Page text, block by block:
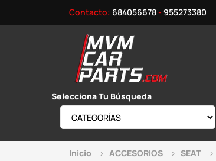
Contacto: 684056678- 955273380
Selecciona Tu Búsqueda
Inicio ACCESORIOS SEAT